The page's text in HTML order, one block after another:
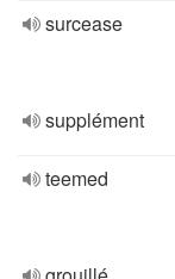
surcease
supplément
teemed